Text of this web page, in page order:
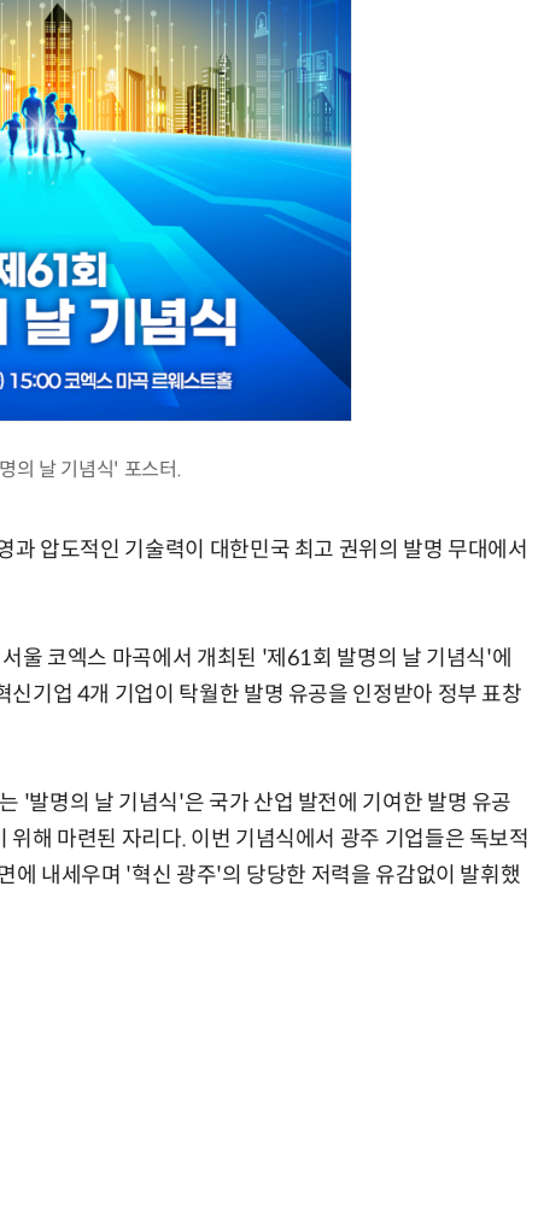
의 날 기념식' 포스터.
압도적인 기술력이 대한민국 최고 권위의 발명 무대에서
울 코엑스 마곡에서 개최된 '제61회 발명의 날 기념식'에
기업 4개 기업이 탁월한 발명 유공을 인정받아 정부 표창
'발명의 날 기념식'은 국가 산업 발전에 기여한 발명 유공
해 마련된 자리다. 이번 기념식에서 광주 기업들은 독보적
에 내세우며 '혁신 광주'의 당당한 저력을 유감없이 발휘했